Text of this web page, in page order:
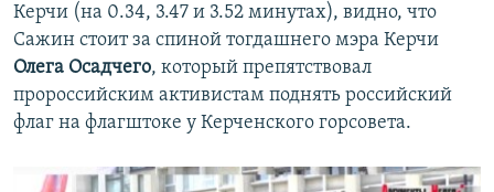
Керчи (на 0.34, 3.47 и 3.52 минутах), видно, что
Сажин стоит за спиной тогдашнего мэра Керчи
Олега Осадчего, который препятствовал
пророссийским активистам поднять российский
флаг на флагштоке у Керченского горсовета.